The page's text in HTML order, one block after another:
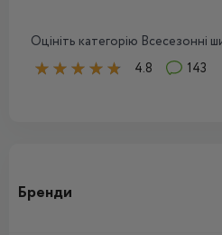
Оцініть категорію Всесезонні
4.8
143
Бренди